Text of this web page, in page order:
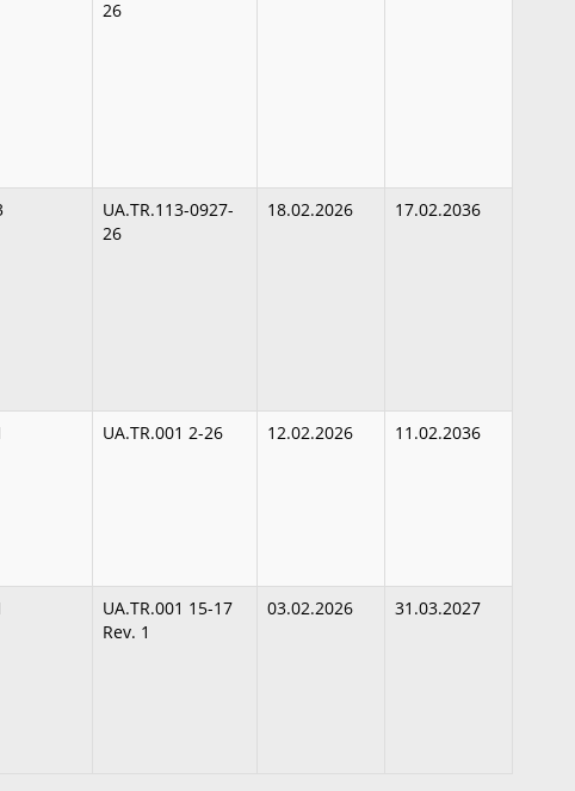
26
UA.TR.113-0927-
26
18.02.2026 17.02.2036
UA.TR.001 2-26 12.02.2026 11.02.2036
UA.TR.001 15-17
Rev. 1
03.02.2026 31.03.2027